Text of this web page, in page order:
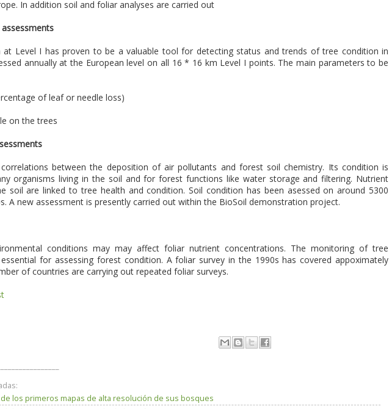
In addition soil and foliar analyses are carried out
at Level I has proven to be a valuable tool for detecting status and trends of tree condition in
annually at the European level on all 16 * 16 km Level I points. The main parameters to be
of leaf or needle loss)
on the trees
between the deposition of air pollutants and forest soil chemistry. Its condition is
organisms living in the soil and for forest functions like water storage and filtering. Nutrient
soil are linked to tree health and condition. Soil condition has been asessed on around 5300
A new assessment is presently carried out within the BioSoil demonstration project.
conditions may may affect foliar nutrient concentrations. The monitoring of tree
for assessing forest condition. A foliar survey in the 1990s has covered appoximately
of countries are carrying out repeated foliar surveys.
los primeros mapas de alta resolución de sus bosques